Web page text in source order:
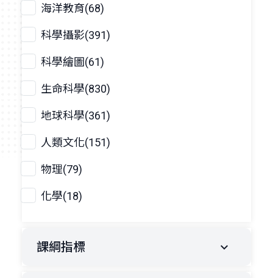
海洋教育(68)
科學攝影(391)
科學繪圖(61)
生命科學(830)
地球科學(361)
人類文化(151)
物理(79)
化學(18)
課綱指標